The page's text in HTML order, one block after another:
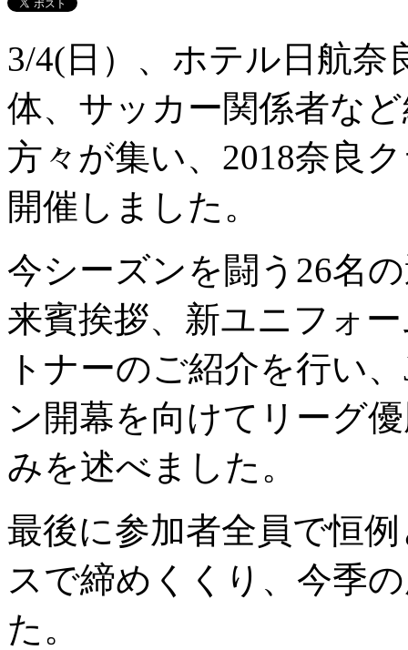
3/4(日）、ホテル日航奈
体、サッカー関係者な
方々が集い、2018奈良
開催しました。
今シーズンを闘う26名
来賓挨拶、新ユニフォ
トナーのご紹介を行い
ン開幕を向けてリーグ
みを述べました。
最後に参加者全員で恒
スで締めくくり、今季
た。